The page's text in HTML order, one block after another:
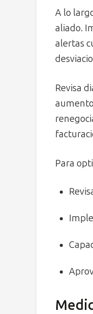
A lo
aliado.
alertas
Revisa
Para